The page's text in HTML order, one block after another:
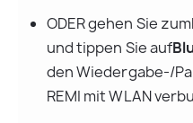
ODER gehen Sie zum
und tippen Sie auf
den Wiedergabe-/
REMI mit WLAN